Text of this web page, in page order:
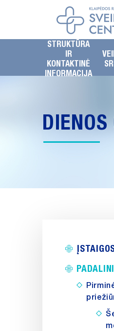
STRUKTŪRA
IR
KONTAKTINĖ
INFORMACIJA